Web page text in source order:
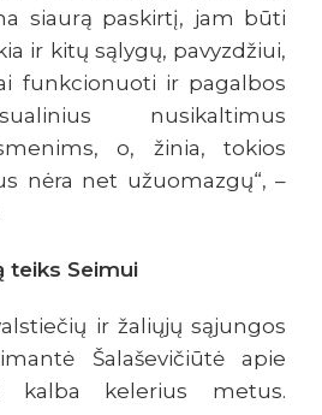
siaurą paskirtį, jam būti
ir kitų sąlygų, pavyzdžiui,
funkcionuoti ir pagalbos
nusikaltimus
o, žinia, tokios
nėra net užuomazgų“, –
teiks Seimui
ir žaliųjų sąjungos
Šalaševičiūtė apie
kalba kelerius metus.